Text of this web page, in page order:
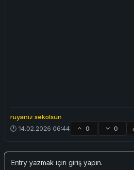
ruyaniz sekolsun
🕐 14.02.2026 06:44
0 0
Entry yazmak için giriş yapın.